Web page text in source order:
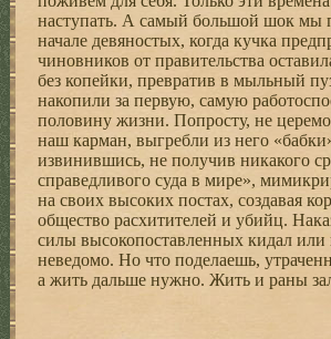
наступать. А самый большой шок мы
начале девяностых, когда кучка
чиновников от правительства
без копейки, превратив в мыльный
накопили за первую, самую
половину жизни. Попросту, не
наш карман, выгребли из него
извинившись, не получив никакого
справедливого суда в мире»,
на своих высоких постах, создавая
общество расхитителей и убийц.
силы высокопоставленных кидал
неведомо. Но что поделаешь,
а жить дальше нужно. Жить и раны